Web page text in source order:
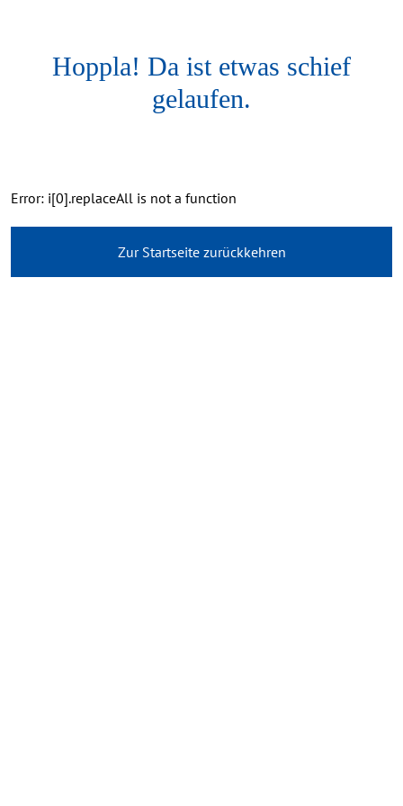
Hoppla! Da ist etwas schief
gelaufen.
Error: i[0].replaceAll is not a function
Zur Startseite zurückkehren